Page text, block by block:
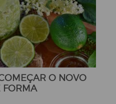
O NOVO
FORMA